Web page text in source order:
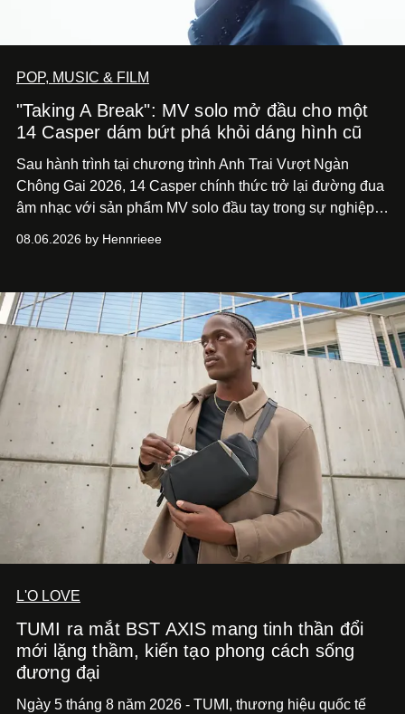
POP, MUSIC & FILM
"Taking A Break": MV solo mở đầu cho một
14 Casper dám bứt phá khỏi dáng hình cũ
Sau hành trình tại chương trình Anh Trai Vượt Ngàn
Chông Gai 2026, 14 Casper chính thức trở lại đường đua
âm nhạc với sản phẩm MV solo đầu tay trong sự nghiệp -
bước chuyển mình của 14 Casper sau chương trình, mà
của nam nghệ sĩ khi lần đầu tiên anh trình làng một MV
solo được đầu tư toàn diện từ sáng tác, sản xuất, trình
diễn đến hình ảnh.
08.06.2026 by Hennrieee
L'O LOVE
TUMI ra mắt BST AXIS mang tinh thần đổi
mới lặng thầm, kiến tạo phong cách sống
đương đại
Ngày 5 tháng 8 năm 2026 - TUMI, thương hiệu quốc tế